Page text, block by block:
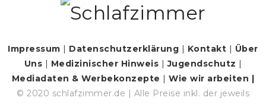
Impressum Datenschutzerklärung Kontakt
Über
Uns
Medizinischer Hinweis |Jugendschutz
Mediadaten & Werbekonzepte |Wie wir arbeiten |
© 2020 schlafzimmer.de | Alle Preise inkl. der jeweils